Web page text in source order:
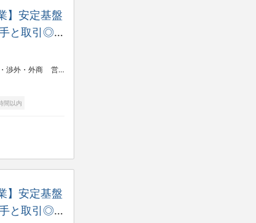
】安定基盤
と取引◎
渉外・外商
営業支援・プリセールス
間以内
】安定基盤
と取引◎